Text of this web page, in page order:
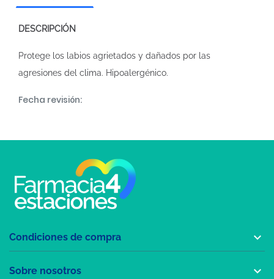
DESCRIPCIÓN
Protege los labios agrietados y dañados por las
agresiones del clima. Hipoalergénico.
Fecha revisión:
Condiciones de compra 
Sobre nosotros 